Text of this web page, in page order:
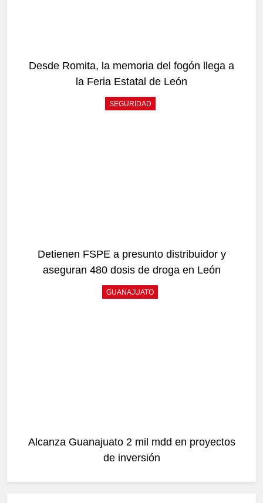
Desde Romita, la memoria del fogón llega a
la Feria Estatal de León
SEGURIDAD
Detienen FSPE a presunto distribuidor y
aseguran 480 dosis de droga en León
GUANAJUATO
Alcanza Guanajuato 2 mil mdd en proyectos
de inversión